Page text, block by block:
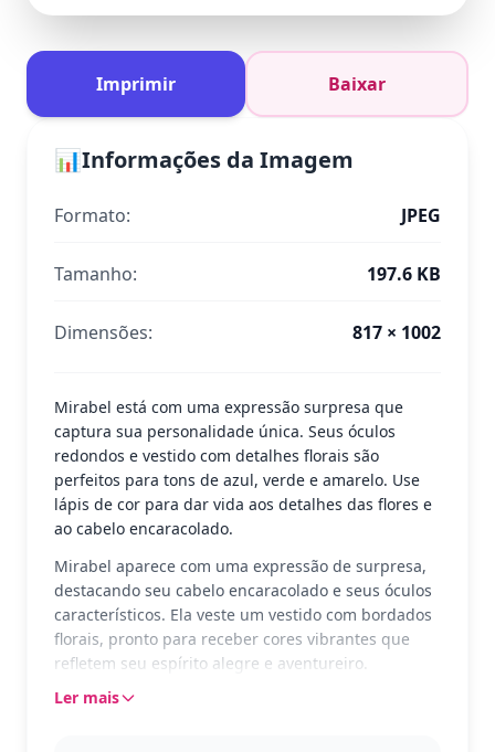
Imprimir Baixar
📊Informações da Imagem
Formato: JPEG
Tamanho: 197.6 KB
Dimensões: 817 × 1002
Mirabel está com uma expressão surpresa que
captura sua personalidade única. Seus óculos
redondos e vestido com detalhes florais são
perfeitos para tons de azul, verde e amarelo. Use
lápis de cor para dar vida aos detalhes das flores e
ao cabelo encaracolado.
Mirabel aparece com uma expressão de surpresa,
destacando seu cabelo encaracolado e seus óculos
característicos. Ela veste um vestido com bordados
florais, pronto para receber cores vibrantes que
refletem seu espírito alegre e aventureiro.
Mirabel é a protagonista do filme Encanto,
Ler mais